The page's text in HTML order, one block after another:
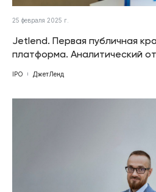
25 февраля 2025 г.
Jetlend. Первая публичная
платформа. Аналитический
IPO ДжетЛенд